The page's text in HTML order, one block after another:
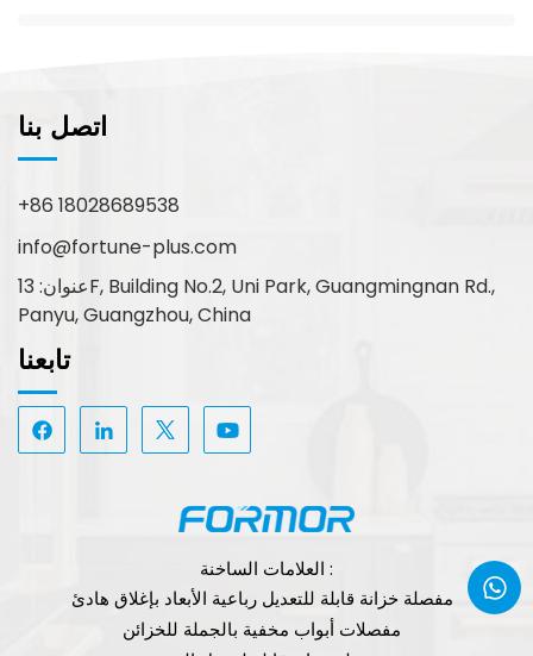
اتصل بنا
+86 18028689538
info@fortune-plus.com
عنوان: 13F, Building No.2, Uni Park, Guangmingnan Rd.,
Panyu, Guangzhou, China
تابعنا
العلامات الساخنة :
مفصلة خزانة قابلة للتعديل رباعية الأبعاد بإغلاق هادئ
مفصلات أبواب مخفية بالجملة للخزائن